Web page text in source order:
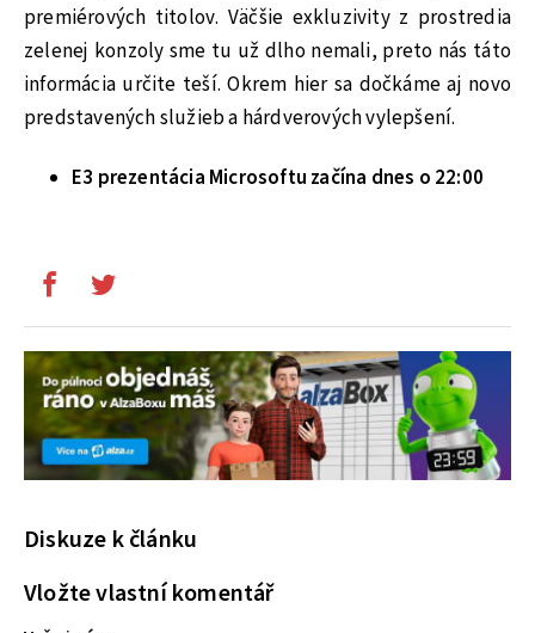
premiérových titolov. Väčšie exkluzivity z prostredia
zelenej konzoly sme tu už dlho nemali, preto nás táto
informácia určite teší. Okrem hier sa dočkáme aj novo
predstavených služieb a hárdverových vylepšení.
E3 prezentácia Microsoftu začína dnes o 22:00
Diskuze k článku
Vložte vlastní komentář